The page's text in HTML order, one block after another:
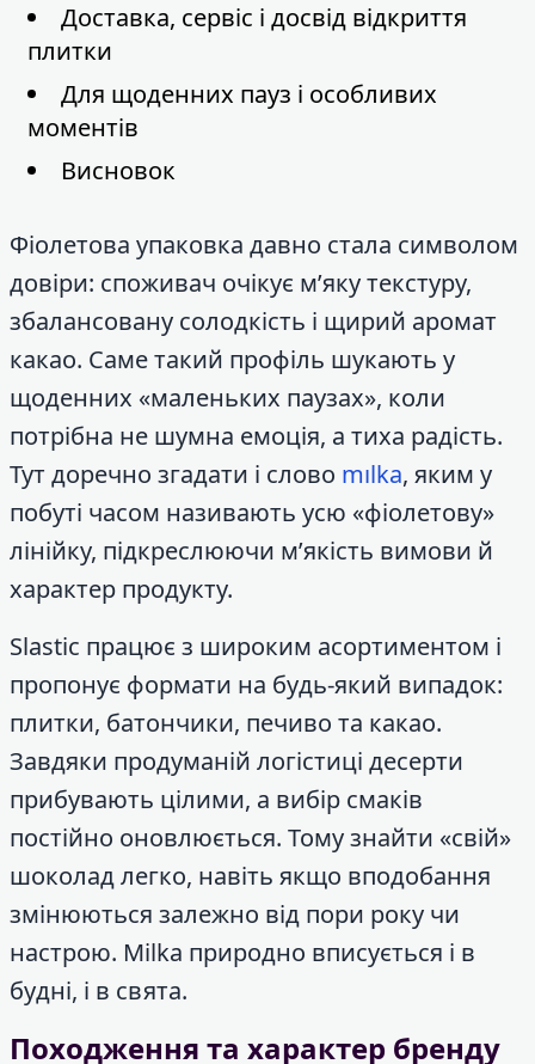
Доставка, сервіс і досвід відкриття
плитки
Для щоденних пауз і особливих
моментів
Висновок
Фіолетова упаковка давно стала символом
довіри: споживач очікує м’яку текстуру,
збалансовану солодкість і щирий аромат
какао. Саме такий профіль шукають у
щоденних «маленьких паузах», коли
потрібна не шумна емоція, а тиха радість.
Тут доречно згадати і слово mılka, яким у
побуті часом називають усю «фіолетову»
лінійку, підкреслюючи м’якість вимови й
характер продукту.
Slastic працює з широким асортиментом і
пропонує формати на будь-який випадок:
плитки, батончики, печиво та какао.
Завдяки продуманій логістиці десерти
прибувають цілими, а вибір смаків
постійно оновлюється. Тому знайти «свій»
шоколад легко, навіть якщо вподобання
змінюються залежно від пори року чи
настрою. Milka природно вписується і в
будні, і в свята.
Походження та характер бренду